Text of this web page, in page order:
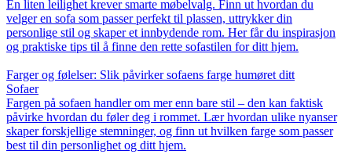
En liten leilighet krever smarte møbelvalg. Finn ut hvordan du
velger en sofa som passer perfekt til plassen, uttrykker din
personlige stil og skaper et innbydende rom. Her får du inspirasjon
og praktiske tips til å finne den rette sofastilen for ditt hjem.
Farger og følelser: Slik påvirker sofaens farge humøret ditt
Sofaer
Fargen på sofaen handler om mer enn bare stil – den kan faktisk
påvirke hvordan du føler deg i rommet. Lær hvordan ulike nyanser
skaper forskjellige stemninger, og finn ut hvilken farge som passer
best til din personlighet og ditt hjem.